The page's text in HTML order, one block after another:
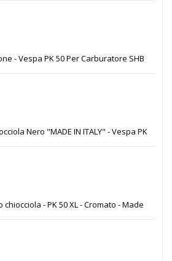
- Vespa PK 50 Per Carburatore SHB
Nero "MADE IN ITALY" - Vespa PK
- PK 50 XL - Cromato - Made